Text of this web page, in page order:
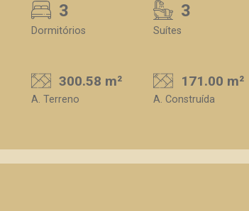
3
Dormitórios
3
Suítes
300.58 m²
A. Terreno
171.00 m²
A. Construída